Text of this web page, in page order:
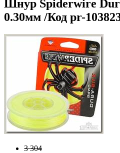
Шнур Spiderwire
0.30мм /Код pr-
3 304